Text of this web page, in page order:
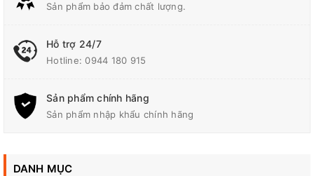
Sản phẩm bảo đảm chất lượng.
Hỗ trợ 24/7
Hotline:0944 180 915
Sản phẩm chính hãng
Sản phẩm nhập khẩu chính hãng
DANH MỤC